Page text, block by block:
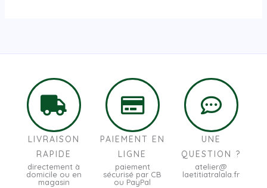
LIVRAISON
RAPIDE
directement à
domicile ou en
magasin
PAIEMENT EN
LIGNE
paiement
sécurisé par CB
ou PayPal
UNE
QUESTION ?
atelier@
laetitiatralala.fr